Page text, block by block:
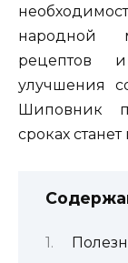
народной
рецептов
улучшения
Шиповник
сроках